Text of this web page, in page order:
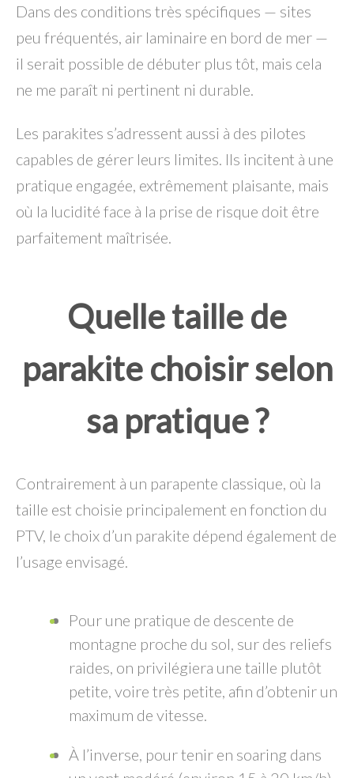
Dans des conditions très spécifiques — sites
peu fréquentés, air laminaire en bord de mer —
il serait possible de débuter plus tôt, mais cela
ne me paraît ni pertinent ni durable.
Les parakites s’adressent aussi à des pilotes
capables de gérer leurs limites. Ils incitent à une
pratique engagée, extrêmement plaisante, mais
où la lucidité face à la prise de risque doit être
parfaitement maîtrisée.
Quelle taille de
parakite choisir selon
sa pratique ?
Contrairement à un parapente classique, où la
taille est choisie principalement en fonction du
PTV, le choix d’un parakite dépend également de
l’usage envisagé.
Pour une pratique de descente de
montagne proche du sol, sur des reliefs
raides, on privilégiera une taille plutôt
petite, voire très petite, afin d’obtenir un
maximum de vitesse.
À l’inverse, pour tenir en soaring dans